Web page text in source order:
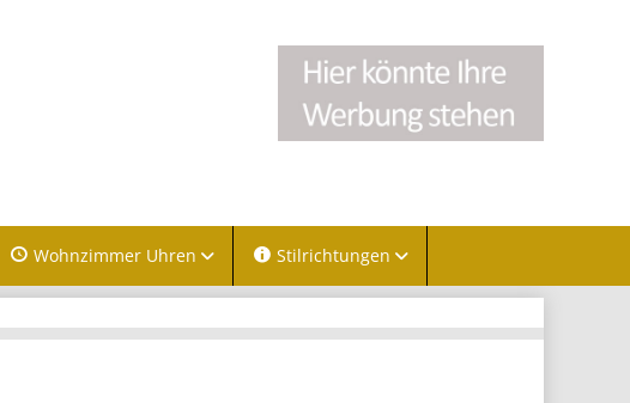
Wohnzimmer Uhren Stilrichtungen